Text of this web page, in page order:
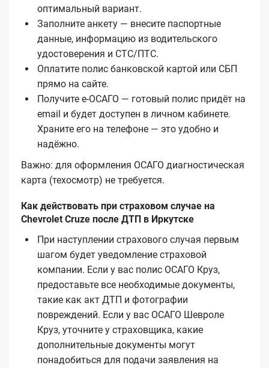
оптимальный вариант.
Заполните анкету — внесите паспортные
данные, информацию из водительского
удостоверения и СТС/ПТС.
Оплатите полис банковской картой или СБП
прямо на сайте.
Получите е‑ОСАГО — готовый полис придёт на
email и будет доступен в личном кабинете.
Храните его на телефоне — это удобно и
надёжно.
Важно: для оформления ОСАГО диагностическая
карта (техосмотр) не требуется.
Как действовать при страховом случае на
Chevrolet Cruze после ДТП в Иркутске
При наступлении страхового случая первым
шагом будет уведомление страховой
компании. Если у вас полис ОСАГО Круз,
предоставьте все необходимые документы,
такие как акт ДТП и фотографии
повреждений. Если у вас ОСАГО Шевроле
Круз, уточните у страховщика, какие
дополнительные документы могут
понадобиться для подачи заявления на